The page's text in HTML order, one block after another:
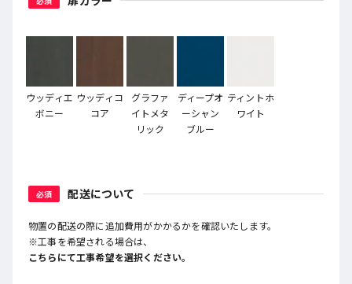
ウッディエ
ボニー
ウッディコ
コア
グラファ
イトメタ
リック
ディープオ
ーシャン
ブルー
ティントホ
ワイト
必須 配送について
物置の配送の際に追加費用がかかるかを確認いたします。
※工事を希望される場合は、
こちらにて工事希望を選択ください。